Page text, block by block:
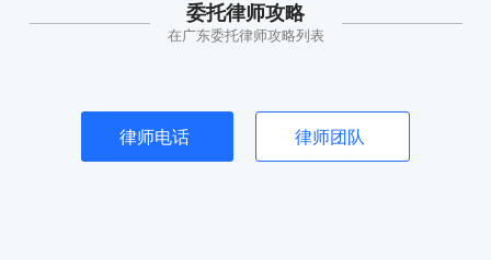
委托律师攻略
在广东委托律师攻略列表
律师电话 律师团队